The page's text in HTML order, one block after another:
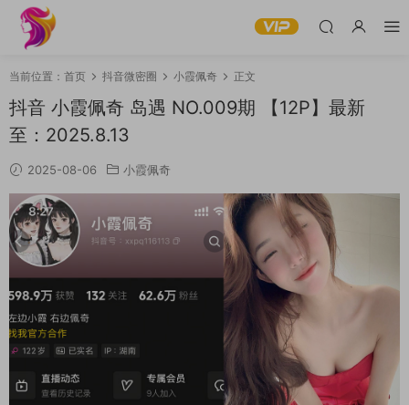
当前位置： 首页 抖音微密圈 小霞佩奇 正文
抖音 小霞佩奇 岛遇 NO.009期 【12P】最新
至：2025.8.13
2025-08-06 小霞佩奇